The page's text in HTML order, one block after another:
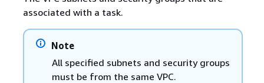
associated with a task.
Note
All specified subnets and security groups
must be from the same VPC.